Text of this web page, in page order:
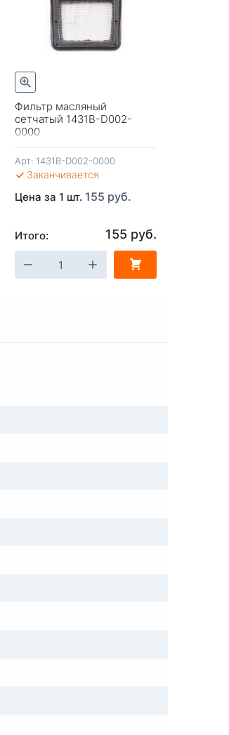
Фильтр масляный
сетчатый 1431B-D002-
0000
Арт: 1431B-D002-0000
Заканчивается
Цена за 1 шт. 155 руб.
Итого: 155 руб.
+ В КОРЗИНУ -